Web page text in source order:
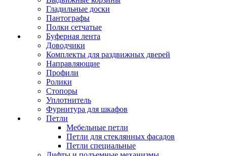
Гладильные доски
Пантографы
Полки сетчатые
Буферная лента
Доводчики
Комплекты для раздвижных дверей
Направляющие
Профили
Ролики
Стопоры
Уплотнитель
Фурнитура для шкафов
Петли
Мебельные петли
Петли для стеклянных фасадов
Петли специальные